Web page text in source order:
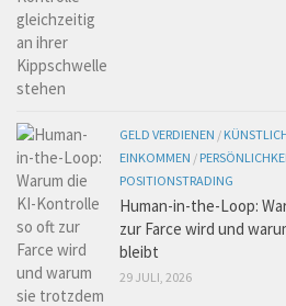
GELD VERDIENEN /
EINKOMMEN /
POSITIONSTRADING
Human-in-the-Loop:
zur Farce wird und
bleibt
29 JULI, 2026